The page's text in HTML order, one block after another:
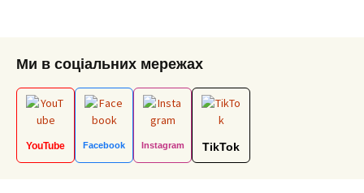
navigation
Ми в соціальних мережах
YouTube Facebook Instagram TikTok